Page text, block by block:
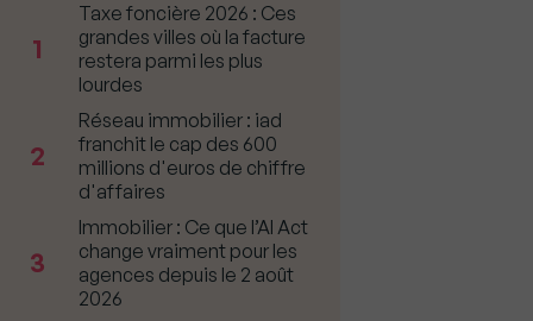
1
Taxe foncière 2026 : Ces
grandes villes où la facture
restera parmi les plus
lourdes
2
Réseau immobilier : iad
franchit le cap des 600
millions d'euros de chiffre
d'affaires
3
Immobilier : Ce que l’AI Act
change vraiment pour les
agences depuis le 2 août
2026